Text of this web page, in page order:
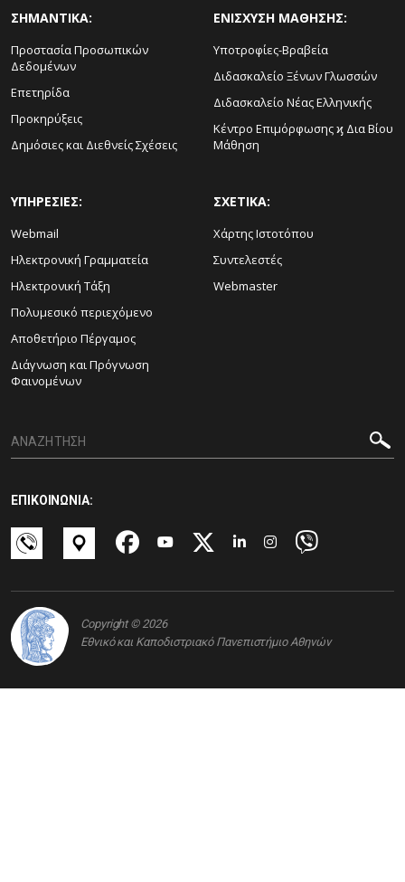
ΣΗΜΑΝΤΙΚΑ:
Προστασία Προσωπικών
Δεδομένων
Επετηρίδα
Προκηρύξεις
Δημόσιες και Διεθνείς Σχέσεις
ΕΝΙΣΧΥΣΗ ΜΑΘΗΣΗΣ:
Υποτροφίες-Βραβεία
Διδασκαλείο Ξένων Γλωσσών
Διδασκαλείο Νέας Ελληνικής
Κέντρο Επιμόρφωσης ϗ Δια Βίου
Μάθηση
ΥΠΗΡΕΣΙΕΣ:
Webmail
Ηλεκτρονική Γραμματεία
Ηλεκτρονική Τάξη
Πολυμεσικό περιεχόμενο
Αποθετήριο Πέργαμος
Διάγνωση και Πρόγνωση
Φαινομένων
ΣΧΕΤΙΚΑ:
Χάρτης Ιστοτόπου
Συντελεστές
Webmaster
ΕΠΙΚΟΙΝΩΝΙΑ:
Copyright © 2026
Εθνικό και Καποδιστριακό Πανεπιστήμιο Αθηνών